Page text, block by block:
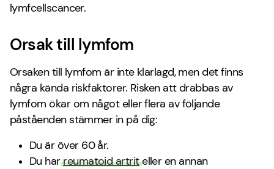
lymfcellscancer.
Orsak till lymfom
Orsaken till lymfom är inte klarlagd, men det finns
några kända riskfaktorer. Risken att drabbas av
lymfom ökar om något eller flera av följande
påståenden stämmer in på dig:
Du är över 60 år.
Du harreumatoid artriteller en annan